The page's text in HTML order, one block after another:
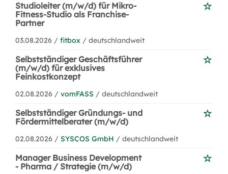
Studioleiter (m/w/d) für Mikro-
Fitness-Studio als Franchise-
Partner
03.08.2026 / fitbox / deutschlandweit
Selbstständiger Geschäftsführer
(m/w/d) für exklusives
Feinkostkonzept
02.08.2026 / vomFASS / deutschlandweit
Selbstständiger Gründungs- und
Fördermittelberater (m/w/d)
02.08.2026 / SYSCOS GmbH / deutschlandweit
Manager Business Development
- Pharma / Strategie (m/w/d)